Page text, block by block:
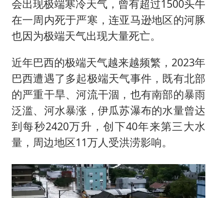
会出现极端寒冷天气，曾有超过1500头牛
在一周内死于严寒，连亚马逊地区的河豚
也因为极端天气出现大量死亡。
近年巴西的极端天气越来越频繁，2023年
巴西遭遇了多起极端天气事件，既有北部
的严重干旱、河流干涸，也有南部的暴雨
泛滥、河水暴涨，伊瓜苏瀑布的水量曾达
到每秒2420万升，创下40年来第三大水
量，周边地区11万人受洪涝影响。